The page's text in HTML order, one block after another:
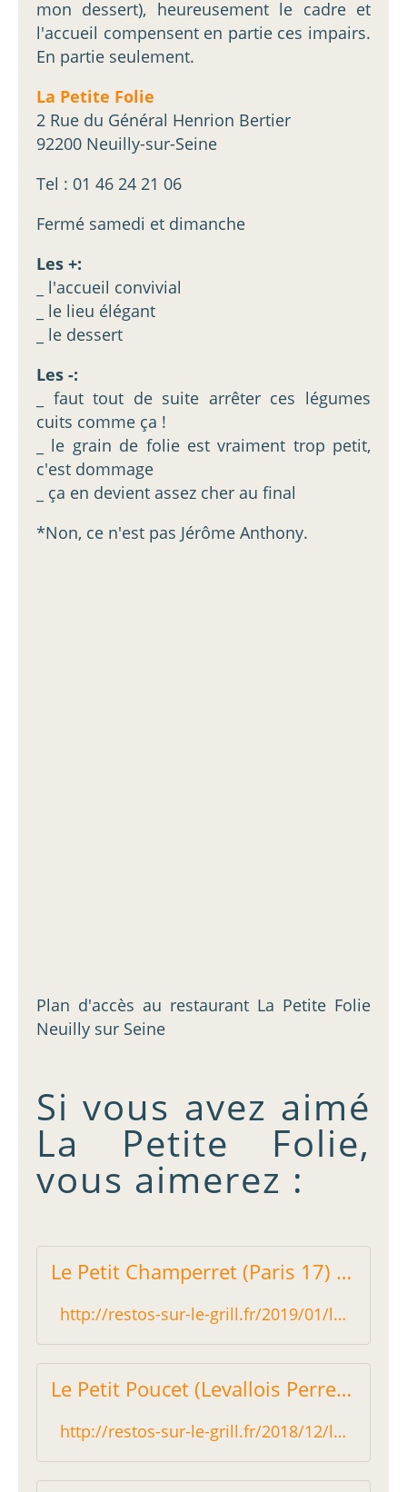
mon dessert), heureusement le cadre et
l'accueil compensent en partie ces impairs.
En partie seulement.
La Petite Folie
2 Rue du Général Henrion Bertier
92200 Neuilly-sur-Seine
Tel : 01 46 24 21 06
Fermé samedi et dimanche
Les +:
_ l'accueil convivial
_ le lieu élégant
_ le dessert
Les -:
_ faut tout de suite arrêter ces légumes
cuits comme ça !
_ le grain de folie est vraiment trop petit,
c'est dommage
_ ça en devient assez cher au final
*Non, ce n'est pas Jérôme Anthony.
Plan d'accès au restaurant La Petite Folie
Neuilly sur Seine
Si vous avez aimé
La Petite Folie,
vous aimerez :
Le Petit Champerret (Paris 17) : Sage cuisine faite maison - Restos sur le Grill - Blog critique des restaurants de Paris indépendant !
http://restos-sur-le-grill.fr/2019/01/le-petit-champerret-paris-17-sage-cuisine-faite-maison.html
Le Petit Poucet (Levallois Perret) : Les temps modernes - Restos sur le Grill - Blog critique des restaurants de Paris indépendant !
http://restos-sur-le-grill.fr/2018/12/le-petit-poucet-levallois-perret-les-temps-modernes.html